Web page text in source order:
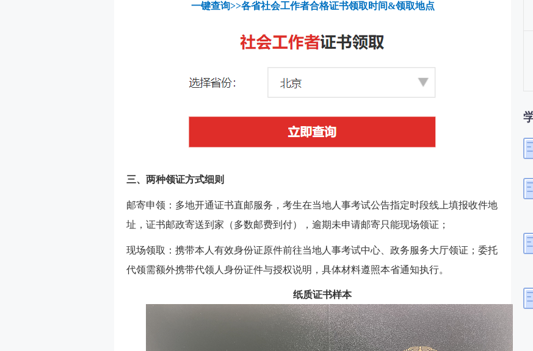
一键查询>>各省社会工作者合格证书领取时间&领取地点
三、两种领证方式细则
邮寄申领：多地开通证书直邮服务，考生在当地人事考试公告指定时段线上填报收件地
址，证书邮政寄送到家（多数邮费到付），逾期未申请邮寄只能现场领证；
现场领取：携带本人有效身份证原件前往当地人事考试中心、政务服务大厅领证；委托
代领需额外携带代领人身份证件与授权说明，具体材料遵照本省通知执行。
纸质证书样本